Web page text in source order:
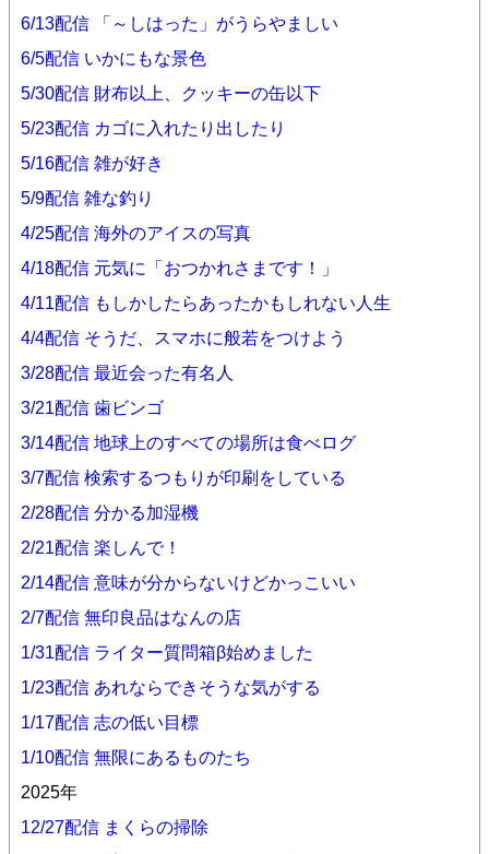
6/13配信 「～しはった」がうらやましい
6/5配信 いかにもな景色
5/30配信 財布以上、クッキーの缶以下
5/23配信 カゴに入れたり出したり
5/16配信 雑が好き
5/9配信 雑な釣り
4/25配信 海外のアイスの写真
4/18配信 元気に「おつかれさまです！」
4/11配信 もしかしたらあったかもしれない人生
4/4配信 そうだ、スマホに般若をつけよう
3/28配信 最近会った有名人
3/21配信 歯ビンゴ
3/14配信 地球上のすべての場所は食べログ
3/7配信 検索するつもりが印刷をしている
2/28配信 分かる加湿機
2/21配信 楽しんで！
2/14配信 意味が分からないけどかっこいい
2/7配信 無印良品はなんの店
1/31配信 ライター質問箱β始めました
1/23配信 あれならできそうな気がする
1/17配信 志の低い目標
1/10配信 無限にあるものたち
2025年
12/27配信 まくらの掃除